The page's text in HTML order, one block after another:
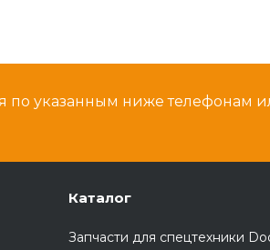
по указанным ниже телефонам
Каталог
Запчасти для спецтехники